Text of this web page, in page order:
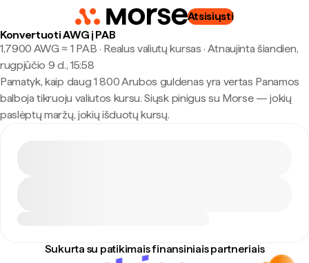
Atsisiųsti
Konvertuoti AWG į PAB
1,7900 AWG ≈ 1 PAB · Realus valiutų kursas · Atnaujinta šiandien,
rugpjūčio 9 d., 15:58
Pamatyk, kaip daug 1 800 Arubos guldenas yra vertas Panamos
balboja tikruoju valiutos kursu. Siųsk pinigus su Morse — jokių
paslėptų maržų, jokių išduotų kursų.
Sukurta su patikimais finansiniais partneriais